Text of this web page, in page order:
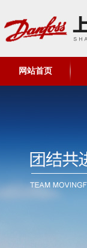
网站首页